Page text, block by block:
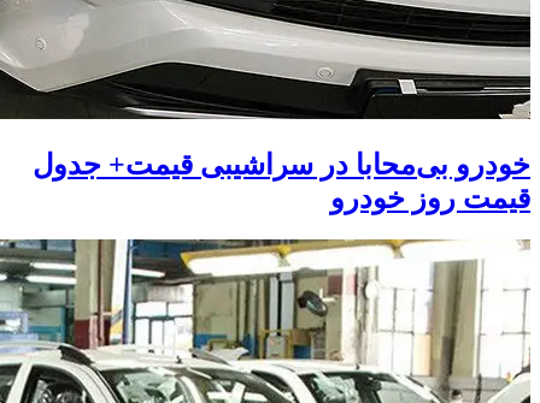
خودرو بی‌محابا در سراشیبی قیمت+ جدول
قیمت روز خودرو